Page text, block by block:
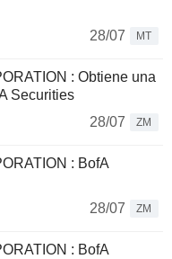
28/07
MT
: Obtiene una
Securities
28/07
ZM
: BofA
28/07
ZM
: BofA